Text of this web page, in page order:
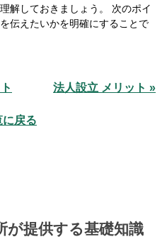
解しておきましょう。 次のポイ
伝えたいかを明確にすることで
法人設立 メリット »
に戻る
が提供する基礎知識